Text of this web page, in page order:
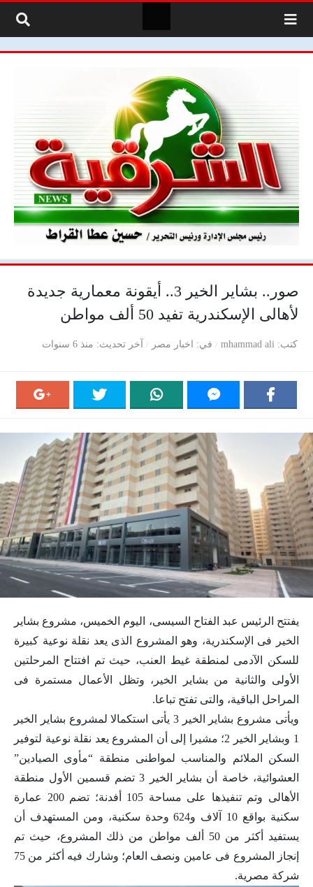
صور.. بشاير الخير 3.. أيقونة معمارية جديدة
لأهالى الإسكندرية تفيد 50 ألف مواطن
كتب mhammad ali في اخبار مصر آخر تحديث منذ 6 سنوات
يفتتح الرئيس عبد الفتاح السيسى، اليوم الخميس، مشروع بشاير
الخير فى الإسكندرية، وهو المشروع الذى يعد نقلة نوعية كبيرة
للسكن الآدمى لمنطقة غيط العنب، حيث تم افتتاح المرحلتين
الأولى والثانية من بشاير الخير، وتظل الأعمال مستمرة فى
المراحل الباقية، والتى تفتح تباعا.
ويأتى مشروع بشاير الخير 3 يأتى استكمالا لمشروع بشاير الخير
1 وبشاير الخير 2؛ مشيرا إلى أن المشروع يعد نقلة نوعية لتوفير
السكن الملائم والمناسب لمواطنى منطقة “مأوى الصيادين”
العشوائية، خاصة أن بشاير الخير 3 تضم قسمين الأول منطقة
الأهالى وتم تنفيذها على مساحة 105 أفدنة؛ تضم 200 عمارة
سكنية بواقع 10 آلاف و624 وحدة سكنية، ومن المستهدف أن
يستفيد أكثر من 50 ألف مواطن من ذلك المشروع، حيث تم
إنجاز المشروع فى عامين ونصف العام؛ وشارك فيه أكثر من 75
شركة مصرية.